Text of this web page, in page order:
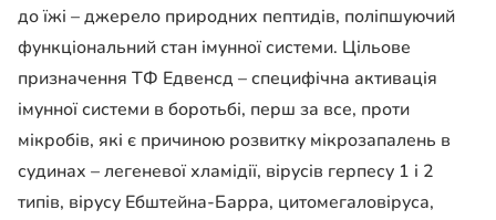
до їжі – джерело природних пептидів, поліпшуючий
функціональний стан імунної системи. Цільове
призначення ТФ Едвенсд – специфічна активація
імунної системи в боротьбі, перш за все, проти
мікробів, які є причиною розвитку мікрозапалень в
судинах – легеневої хламідії, вірусів герпесу 1 і 2
типів, вірусу Ебштейна-Барра, цитомегаловіруса,